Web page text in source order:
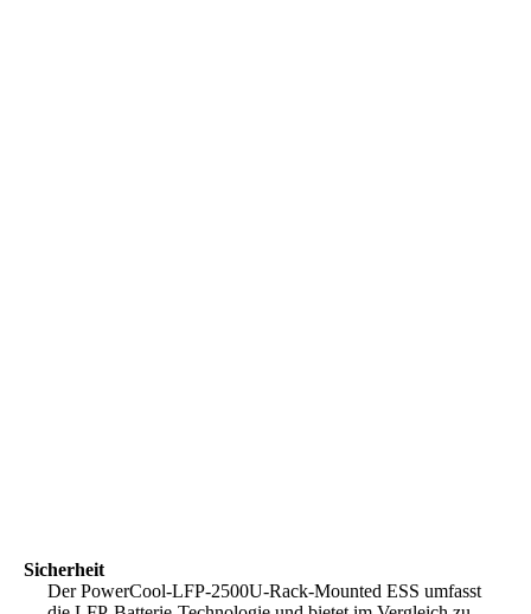
Sicherheit
Der PowerCool-LFP-2500U-Rack-Mounted ESS umfasst